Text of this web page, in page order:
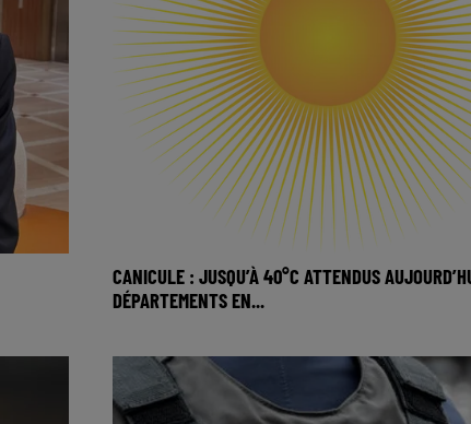
CANICULE : JUSQU’À 40°C ATTENDUS
DÉPARTEMENTS EN...